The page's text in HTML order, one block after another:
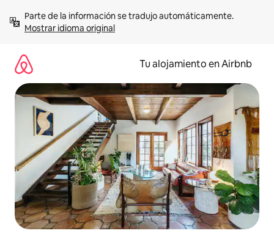
contenidoMostrar idioma original
Tu alojamiento en Airbnb